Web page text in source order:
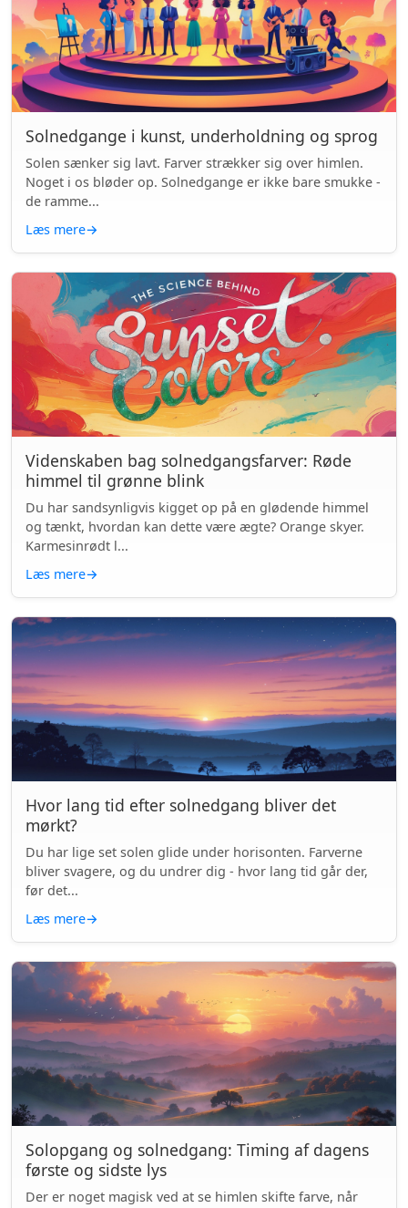
Solnedgange i kunst, underholdning og sprog
Solen sænker sig lavt. Farver strækker sig over himlen.
Noget i os bløder op. Solnedgange er ikke bare smukke -
de ramme...
Læs mere→
Videnskaben bag solnedgangsfarver: Røde
himmel til grønne blink
Du har sandsynligvis kigget op på en glødende himmel
og tænkt, hvordan kan dette være ægte? Orange skyer.
Karmesinrødt l...
Læs mere→
Hvor lang tid efter solnedgang bliver det
mørkt?
Du har lige set solen glide under horisonten. Farverne
bliver svagere, og du undrer dig - hvor lang tid går der,
før det...
Læs mere→
Solopgang og solnedgang: Timing af dagens
første og sidste lys
Der er noget magisk ved at se himlen skifte farve, når